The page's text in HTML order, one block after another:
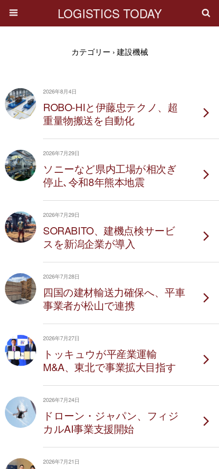
LOGISTICS TODAY
カテゴリー › 建設機械
2026年8月4日
ROBO-HIと伊藤忠テクノ、超
重量物搬送を自動化
2026年7月29日
ソニーなど県内工場が相次ぎ
停止､令和8年熊本地震
2026年7月29日
SORABITO、建機点検サービ
スを新潟企業が導入
2026年7月28日
四国の建材輸送力確保へ、平車
事業者が松山で連携
2026年7月27日
トッキュウが平産業運輸
M&A、東北で事業拡大目指す
2026年7月24日
ドローン・ジャパン、フィジ
カルAI事業支援開始
2026年7月21日